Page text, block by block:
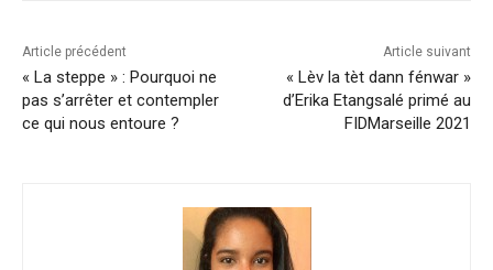
Article précédent
« La steppe » : Pourquoi ne
pas s’arrêter et contempler
ce qui nous entoure ?
Article suivant
« Lèv la tèt dann fénwar »
d’Erika Etangsalé primé au
FIDMarseille 2021